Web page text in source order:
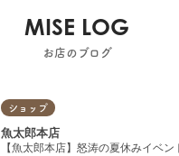
MISE LOG
お店のブログ
ショップ
魚太郎本店
【魚太郎本店】怒涛の夏休みイベ